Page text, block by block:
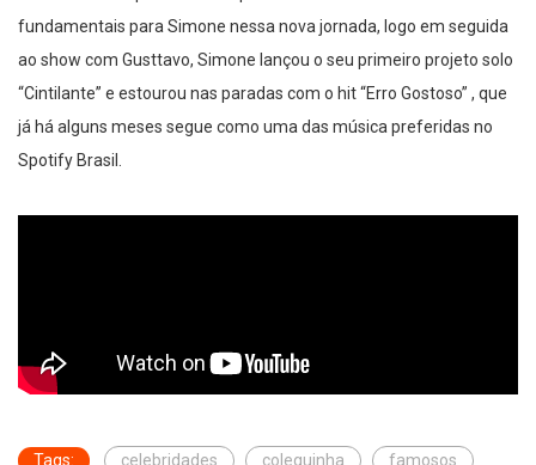
fundamentais para Simone nessa nova jornada, logo em seguida
ao show com Gusttavo, Simone lançou o seu primeiro projeto solo
“Cintilante” e estourou nas paradas com o hit “Erro Gostoso” , que
já há alguns meses segue como uma das música preferidas no
Spotify Brasil.
Tags: celebridades coleguinha famosos